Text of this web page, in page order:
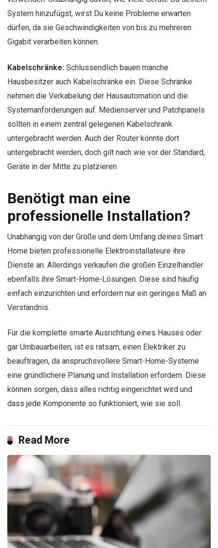
System hinzufügst, wirst Du keine Probleme erwarten
dürfen, da sie Geschwindigkeiten von bis zu mehreren
Gigabit verarbeiten können.
Kabelschränke: Schlussendlich bauen manche
Hausbesitzer auch Kabelschränke ein. Diese Schränke
nehmen die Verkabelung der Hausautomation und die
Systemanforderungen auf. Medienserver und Patchpanels
sollten in einem zentral gelegenen Kabelschrank
untergebracht werden. Auch der Router könnte dort
untergebracht werden, doch gilt nach wie vor der Standard,
Geräte in der Mitte zu platzieren.
Benötigt man eine
professionelle Installation?
Unabhängig von der Größe und dem Umfang deines Smart
Home bieten professionelle Elektroinstallateure ihre
Dienste an. Allerdings verkaufen die großen Einzelhändler
ebenfalls ihre Smart-Home-Lösungen. Diese sind häufig
einfach einzurichten und erfordern nur ein geringes Maß an
Verständnis.
Für die komplette smarte Ausrichtung eines Hauses oder
gar Umbauarbeiten, ist es ratsam, einen Elektriker zu
beauftragen, da anspruchsvollere Smart-Home-Systeme
eine gründlichere Planung und Installation erfordern. Diese
können sorgen, dass alles richtig eingerichtet wird und
dass jede Komponente so funktioniert, wie sie soll.
Read More